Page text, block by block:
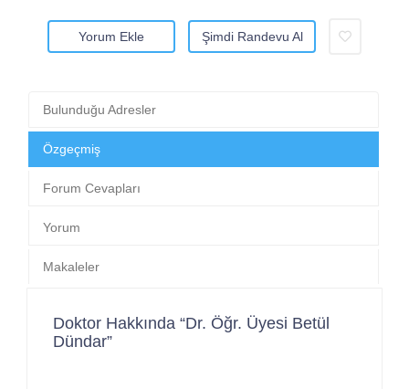
Yorum Ekle Şimdi Randevu Al
Bulunduğu Adresler
Özgeçmiş
Forum Cevapları
Yorum
Makaleler
Doktor Hakkında “Dr. Öğr. Üyesi Betül
Dündar”